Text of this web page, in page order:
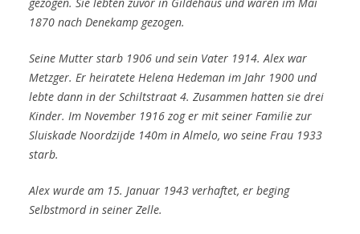
1870 nach Denekamp gezogen.
Seine Mutter starb 1906 und sein Vater 1914. Alex war
Metzger. Er heiratete Helena Hedeman im Jahr 1900 und
lebte dann in der Schiltstraat 4. Zusammen hatten sie drei
Kinder. Im November 1916 zog er mit seiner Familie zur
Sluiskade Noordzijde 140m in Almelo, wo seine Frau 1933
starb.
Alex wurde am 15. Januar 1943 verhaftet, er beging
Selbstmord in seiner Zelle.